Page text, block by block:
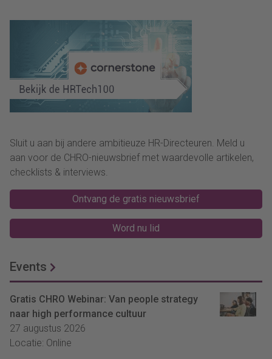
Sluit u aan bij andere ambitieuze HR-Directeuren. Meld u
aan voor de CHRO-nieuwsbrief met waardevolle artikelen,
checklists & interviews.
Ontvang de gratis nieuwsbrief
Word nu lid
Events
Gratis CHRO Webinar: Van people strategy
naar high performance cultuur
27 augustus 2026
Locatie: Online